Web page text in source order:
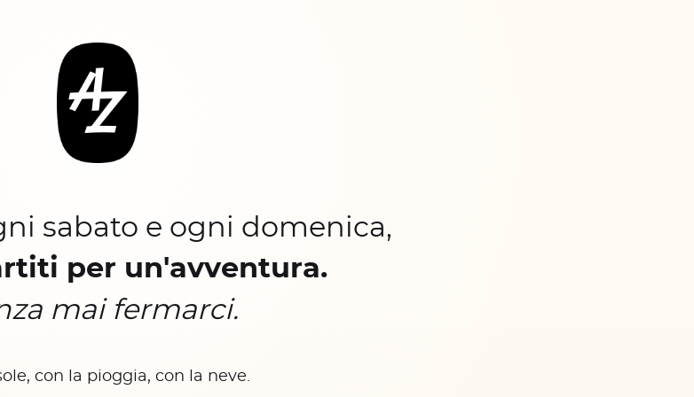
sabato e ogni domenica,
per un'avventura.
mai fermarci.
con la pioggia, con la neve.